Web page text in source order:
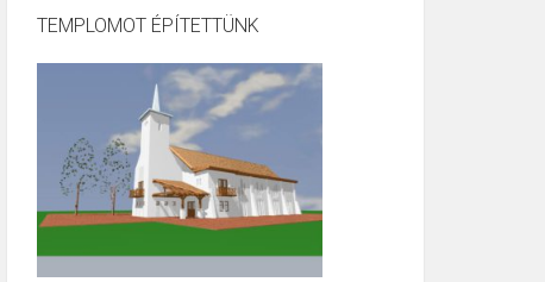
TEMPLOMOT ÉPÍTETTÜNK